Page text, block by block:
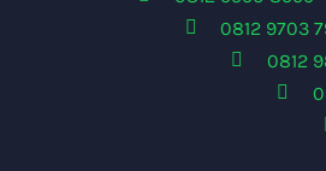
0812 9703
0812